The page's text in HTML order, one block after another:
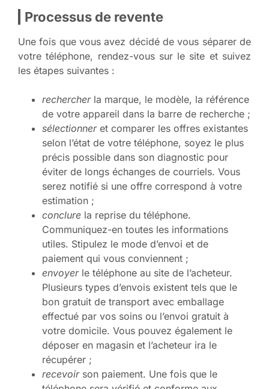
Processus de revente
Une fois que vous avez décidé de vous séparer de
votre téléphone, rendez-vous sur le site et suivez
les étapes suivantes :
rechercherla marque, le modèle, la référence
de votre appareil dans la barre de recherche ;
sélectionneret comparer les offres existantes
selon l’état de votre téléphone, soyez le plus
précis possible dans son diagnostic pour
éviter de longs échanges de courriels. Vous
serez notifié si une offre correspond à votre
estimation ;
conclure la reprise du téléphone.
Communiquez-en toutes les informations
utiles. Stipulez le mode d’envoi et de
paiement qui vous conviennent ;
envoyerle téléphone au site de l’acheteur.
Plusieurs types d’envois existent tels que le
bon gratuit de transport avec emballage
effectué par vos soins ou l’envoi gratuit à
votre domicile. Vous pouvez également le
déposer en magasin et l’acheteur ira le
récupérer ;
recevoirson paiement. Une fois que le